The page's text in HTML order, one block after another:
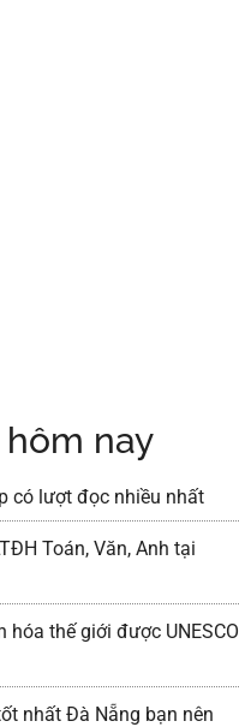
nay
có lượt đọc nhiều nhất
Toán, Văn, Anh tại
hóa thế giới được UNESCO
nhất Đà Nẵng bạn nên